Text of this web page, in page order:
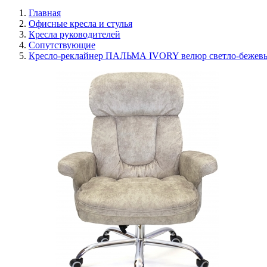
Главная
Офисные кресла и стулья
Кресла руководителей
Сопутствующие
Кресло-реклайнер ПАЛЬМА IVORY велюр светло-